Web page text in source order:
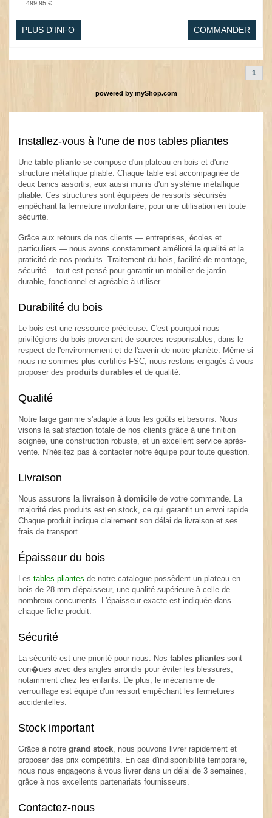
499,95 €
PLUS D'INFO COMMANDER
1
powered by myShop.com
Installez-vous à l'une de nos tables pliantes
Une table pliante se compose d'un plateau en bois et d'une
structure métallique pliable. Chaque table est accompagnée de
deux bancs assortis, eux aussi munis d'un système métallique
pliable. Ces structures sont équipées de ressorts sécurisés
empêchant la fermeture involontaire, pour une utilisation en toute
sécurité.
Grâce aux retours de nos clients — entreprises, écoles et
particuliers — nous avons constamment amélioré la qualité et la
praticité de nos produits. Traitement du bois, facilité de montage,
sécurité… tout est pensé pour garantir un mobilier de jardin
durable, fonctionnel et agréable à utiliser.
Durabilité du bois
Le bois est une ressource précieuse. C'est pourquoi nous
privilégions du bois provenant de sources responsables, dans le
respect de l'environnement et de l'avenir de notre planète. Même si
nous ne sommes plus certifiés FSC, nous restons engagés à vous
proposer des produits durables et de qualité.
Qualité
Notre large gamme s'adapte à tous les goûts et besoins. Nous
visons la satisfaction totale de nos clients grâce à une finition
soignée, une construction robuste, et un excellent service après-
vente. N'hésitez pas à contacter notre équipe pour toute question.
Livraison
Nous assurons la livraison à domicile de votre commande. La
majorité des produits est en stock, ce qui garantit un envoi rapide.
Chaque produit indique clairement son délai de livraison et ses
frais de transport.
Épaisseur du bois
Les tables pliantes de notre catalogue possèdent un plateau en
bois de 28 mm d'épaisseur, une qualité supérieure à celle de
nombreux concurrents. L'épaisseur exacte est indiquée dans
chaque fiche produit.
Sécurité
La sécurité est une priorité pour nous. Nos tables pliantes sont
con�ues avec des angles arrondis pour éviter les blessures,
notamment chez les enfants. De plus, le mécanisme de
verrouillage est équipé d'un ressort empêchant les fermetures
accidentelles.
Stock important
Grâce à notre grand stock, nous pouvons livrer rapidement et
proposer des prix compétitifs. En cas d'indisponibilité temporaire,
nous nous engageons à vous livrer dans un délai de 3 semaines,
grâce à nos excellents partenariats fournisseurs.
Contactez-nous